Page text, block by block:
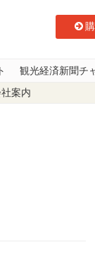
観光経済新聞チ
案内